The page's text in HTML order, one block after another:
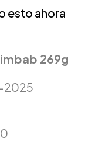
esto ahora
269g
2025